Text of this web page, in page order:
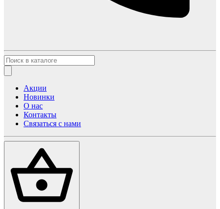
Акции
Новинки
О нас
Контакты
Связаться с нами